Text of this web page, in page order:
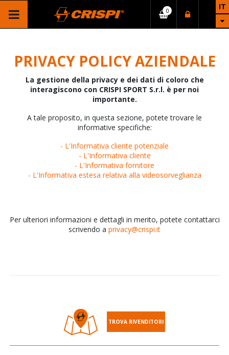
IT
PRIVACY POLICY AZIENDALE
La gestione della privacy e dei dati di coloro che
interagiscono con CRISPI SPORT S.r.l. è per noi
importante.
A tale proposito, in questa sezione, potete trovare le
informative specifiche:
- L'Informativa cliente potenziale
- L'Informativa cliente
- L'Informativa fornitore
- L'Informativa estesa relativa alla videosorveglianza
Per ulteriori informazioni e dettagli in merito, potete contattarci
scrivendo a privacy@crispi.it
TROVA RIVENDITORI